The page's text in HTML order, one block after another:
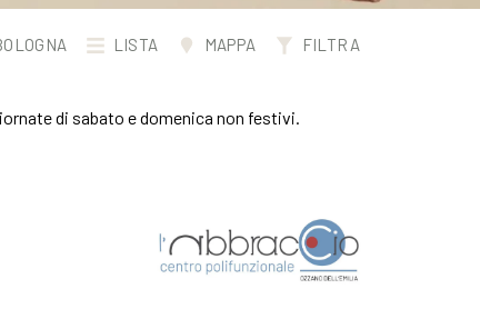
LISTA MAPPA FILTRA
di sabato e domenica non festivi.